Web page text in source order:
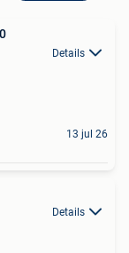
Details
13 jul 26
Details